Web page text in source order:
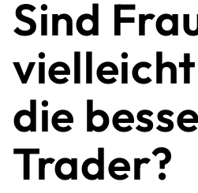
Sind
die
Trader?